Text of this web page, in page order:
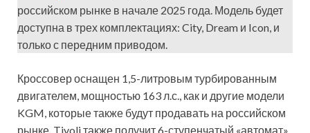
российском рынке в начале 2025 года. Модель будет
доступна в трех комплектациях: City, Dream и Icon, и
только с передним приводом.
Кроссовер оснащен 1,5-литровым турбированным
двигателем, мощностью 163 л.с., как и другие модели
KGM, которые также будут продавать на российском
рынке. Tivoli также получит 6-ступенчатый «автомат»